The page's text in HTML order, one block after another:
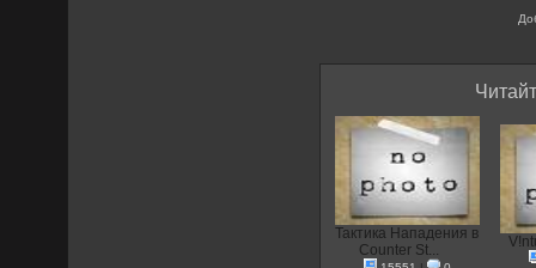
Тактика Нападения в
Counter St...